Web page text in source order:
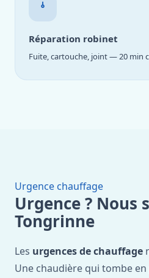
Réparation robinet
Fuite, cartouche, joint — 20 min
Urgence chauffage
Urgence ? Nous
Tongrinne
Les urgences de chauffage
Une chaudière qui tombe